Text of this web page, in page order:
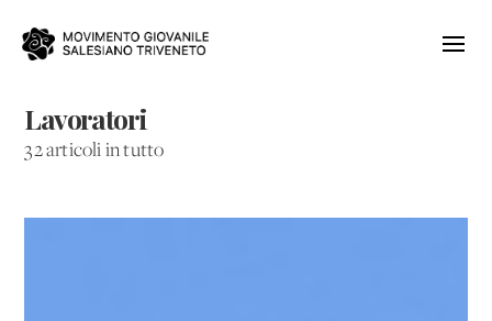
Lavoratori
32 articoli in tutto